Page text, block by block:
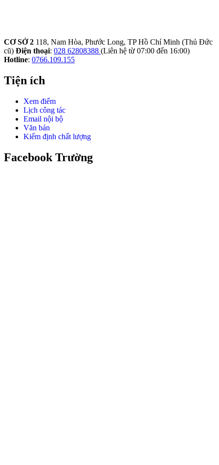
CƠ SỞ 2 118, Nam Hòa, Phước Long, TP Hồ Chí Minh (Thủ Đức
cũ) Điện thoại: 028 62808388 (Liên hệ từ 07:00 đến 16:00)
Hotline: 0766.109.155
Tiện ích
Xem điểm
Lịch công tác
Email nội bộ
Văn bản
Kiểm định chất lượng
Facebook Trường